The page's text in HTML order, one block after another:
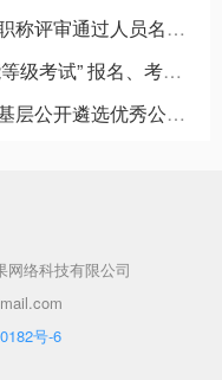
审通过人员名单公示
” 报名、考试工作通知
秀公务员拟遴选人员公示
络科技有限公司
号-6